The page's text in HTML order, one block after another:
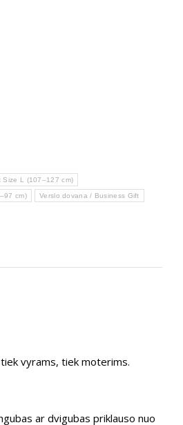
Size L (107–127 cm)
cm) Verslo dovana / Business Gift
vyrams, tiek moterims.
ar dvigubas priklauso nuo